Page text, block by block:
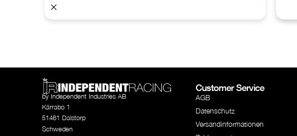
by Independent Industries AB
Kärrabo 1
51461 Dalstorp
Schweden
Customer Service
AGB
Datenschutz
Versandinformationen